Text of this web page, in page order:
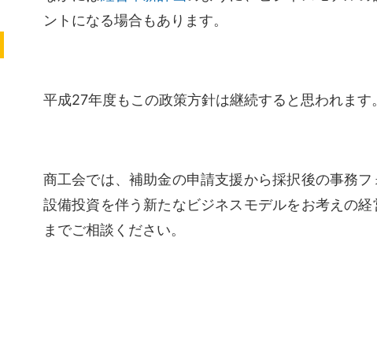
ントになる場合もあります。
平成27年度もこの政策方針は継続すると思われます
商工会では、補助金の申請支援から採択後の事務
設備投資を伴う新たなビジネスモデルをお考えの
までご相談ください。